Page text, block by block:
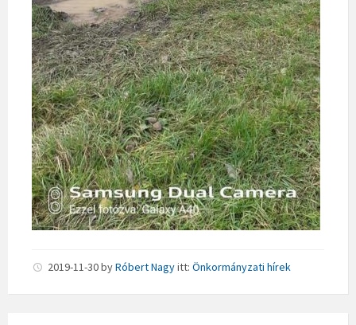
2019-11-30byRóbert Nagyitt: Önkormányzati hírek